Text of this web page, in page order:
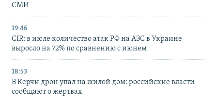
СМИ
19:46
CIR: в июле количество атак РФ на АЗС в Украине
выросло на 72% по сравнению с июнем
18:53
В Керчи дрон упал на жилой дом: российские власти
сообщают о жертвах